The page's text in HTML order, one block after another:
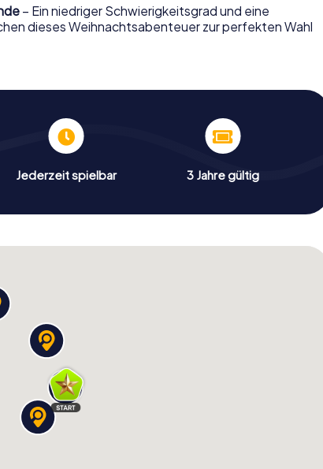
– Ein niedriger Schwierigkeitsgrad und eine
dieses Weihnachtsabenteuer zur perfekten Wahl
Jederzeit spielbar 3 Jahre gültig